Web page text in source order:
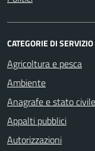
CATEGORIE DI SERVIZIO
Agricoltura e pesca
Ambiente
Anagrafe e stato civile
Appalti pubblici
Autorizzazioni